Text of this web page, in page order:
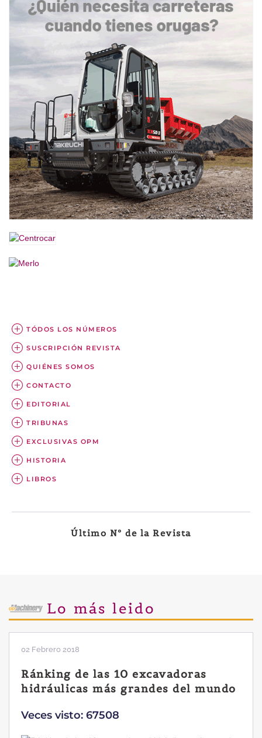
TÓDOS LOS NÚMEROS
SUSCRIPCIÓN REVISTA
QUIÉNES SOMOS
CONTACTO
EDITORIAL
TRIBUNAS
EXCLUSIVAS OPM
HISTORIA
LIBROS
Último Nº de la Revista
Lo más leido
02 Febrero 2018
Ránking de las 10 excavadoras
hidráulicas más grandes del mundo
Veces visto: 67508